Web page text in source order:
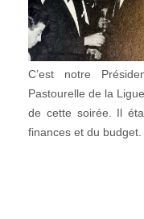
C’est notre
Pastourelle de la
de cette soirée. Il
finances et du budget.